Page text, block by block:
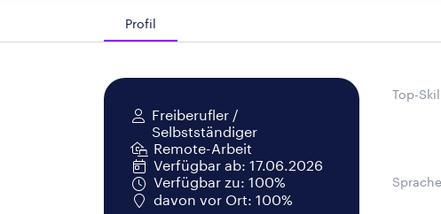
Profil
Freiberufler /
Selbstständiger
Remote-Arbeit
Verfügbar ab: 17.06.2026
Verfügbar zu: 100%
davon vor Ort: 100%
Top-